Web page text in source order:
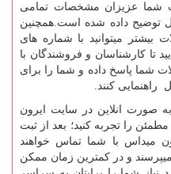
شما عزیزان مشخصات تمامی
داده شده است.همچنین
میتوانید با شماره های
تا کارشناسان و فروشندگان با
شما پاسخ داده و شما را برای
راهنمایی کنند.
صورت انلاین در سایت ایرون
را تجربه کنید؛ بعد از ثبت
میداس با شما تماس خواهند
و در کمترین زمان ممکن